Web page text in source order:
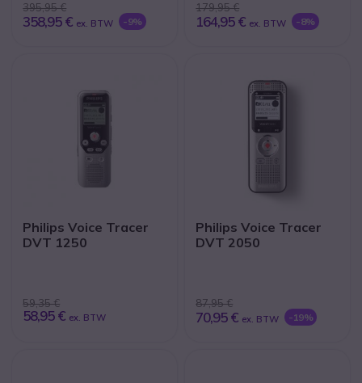
395,95 €
358,95 € ex. BTW -9%
179,95 €
164,95 € ex. BTW -8%
Philips Voice Tracer
DVT 1250
59,35 €
58,95 € ex. BTW
Philips Voice Tracer
DVT 2050
87,95 €
70,95 € ex. BTW -19%